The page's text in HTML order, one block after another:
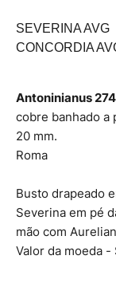
SEVERINA AVG
CONCORDIA
Antoninianus 274
cobre banhado a
20 mm.
Roma
Busto drapeado
Severina em pé
mão com
Valor da moeda -